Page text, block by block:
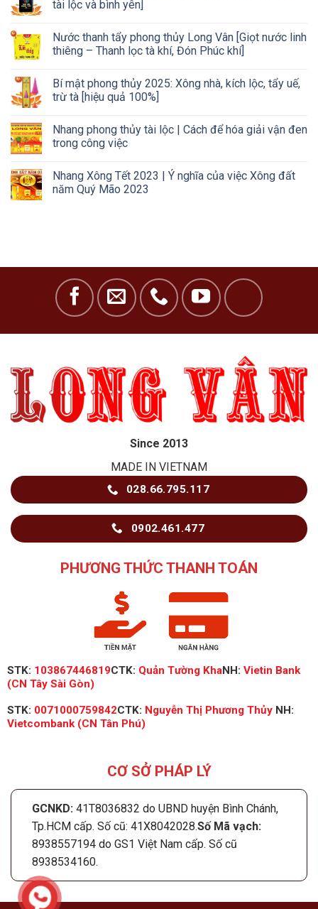
tài lộc và bình yên]
Nước thanh tẩy phong thủy Long Vân [Giọt nước linh
thiêng – Thanh lọc tà khí, Đón Phúc khí]
Bí mật phong thủy 2025: Xông nhà, kích lộc, tẩy uế,
trừ tà [hiệu quả 100%]
Nhang phong thủy tài lộc | Cách để hóa giải vận đen
trong công việc
Nhang Xông Tết 2023 | Ý nghĩa của việc Xông đất
năm Quý Mão 2023
Since 2013
MADE IN VIETNAM
028.66.795.117
0902.461.477
PHƯƠNG THỨC THANH TOÁN
STK: 103867446819CTK: Quản Tường KhaNH: Vietin Bank
(CN Tây Sài Gòn)
STK: 0071000759842CTK: Nguyễn Thị Phương Thủy NH:
Vietcombank (CN Tân Phú)
CƠ SỞ PHÁP LÝ
GCNKD: 41T8036832 do UBND huyện Bình Chánh,
Tp.HCM cấp. Số cũ: 41X8042028.Số Mã vạch:
8938557194 do GS1 Việt Nam cấp. Số cũ
8938534160.